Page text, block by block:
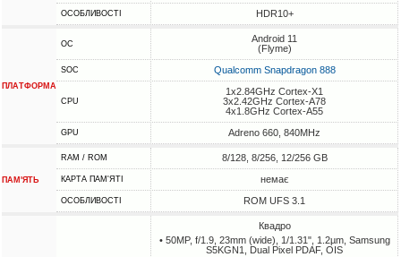
ОСОБЛИВОСТІ HDR10+
ПЛАТФОРМА
ОС
Android 11
(Flyme)
SOC Qualcomm Snapdragon 888
CPU
1x2.84GHz Cortex-X1
3x2.42GHz Cortex-A78
4x1.8GHz Cortex-A55
GPU Adreno 660, 840MHz
ПАМ'ЯТЬ
RAM / ROM 8/128, 8/256, 12/256 GB
КАРТА ПАМ'ЯТІ немає
ОСОБЛИВОСТІ ROM UFS 3.1
Квадро
• 50MP, f/1.9, 23mm (wide), 1/1.31", 1.2µm, Samsung
S5KGN1, Dual Pixel PDAF, OIS